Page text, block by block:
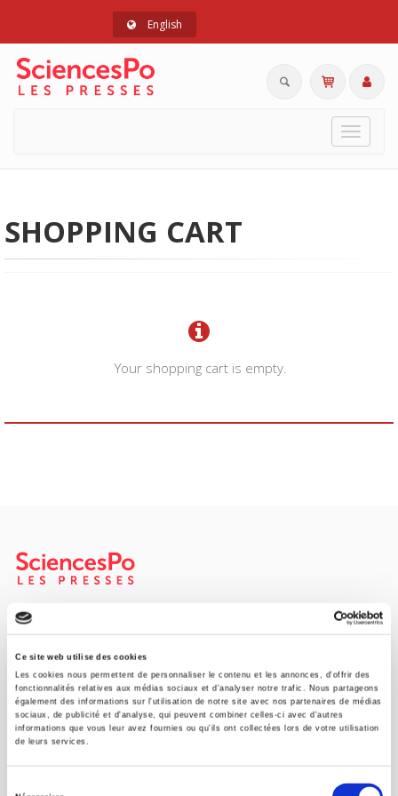
Ce site web utilise des cookies
Les cookies nous permettent de personnaliser le contenu et les annonces, d'offrir des
fonctionnalités relatives aux médias sociaux et d'analyser notre trafic. Nous partageons
également des informations sur l'utilisation de notre site avec nos partenaires de médias
sociaux, de publicité et d'analyse, qui peuvent combiner celles-ci avec d'autres
informations que vous leur avez fournies ou qu'ils ont collectées lors de votre utilisation
de leurs services.
English
Toggle
SHOPPING CART
Your shopping cart is empty.
SCIENCES PO UNIVERSITY PRESS has a threefold role: to publish
original research, to edit reference works for student use, and to
help public and political debate.
CONTACTS
FOREIGN RIGHTS
FOR BOOKSHOPS